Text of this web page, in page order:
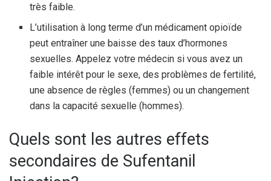
très faible.
L’utilisation à long terme d’un médicament opioïde
peut entraîner une baisse des taux d’hormones
sexuelles. Appelez votre médecin si vous avez un
faible intérêt pour le sexe, des problèmes de fertilité,
une absence de règles (femmes) ou un changement
dans la capacité sexuelle (hommes).
Quels sont les autres effets
secondaires de Sufentanil